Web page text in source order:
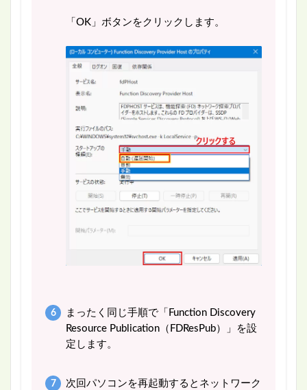
「OK」ボタンをクリックします。
まったく同じ手順で「Function Discovery
Resource Publication（FDResPub）」を設
定します。
次回パソコンを再起動するとネットワーク